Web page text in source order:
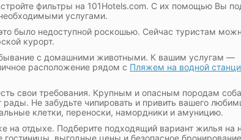
фильтры на 101Hotels.com. С их помощью Вы
услугами.
было недоступной роскошью. Сейчас туристам
курорт.
с домашними животными. К вашим услугам —
расположение рядом с Пляжем на водной
свои требования. Крупным и опасным породам
Не забудьте чипировать и привить вашего
клетки, переноски, намордники и амуницию.
на отдыхе. Подберите подходящий вариант жилья на